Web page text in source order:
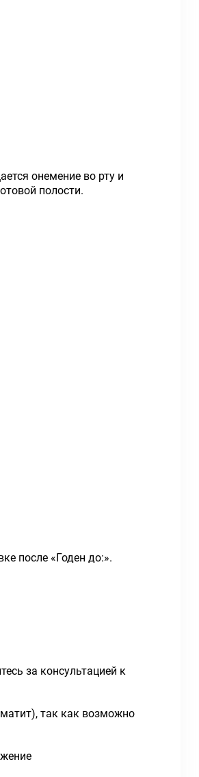
онемение во рту и
полости.
после «Годен до:».
за консультацией к
так как возможно